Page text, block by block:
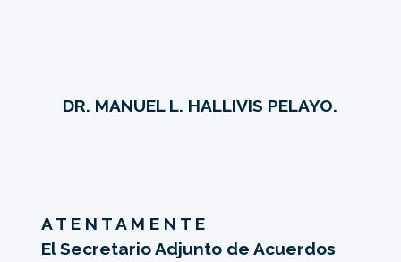
DR. MANUEL L. HALLIVIS PELAYO.
A T E N T A M E N T E
El Secretario Adjunto de Acuerdos